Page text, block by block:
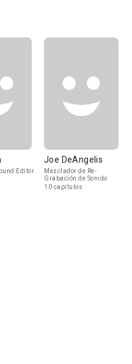
Editor
Joe DeAngelis
Mezclador de Re-
Grabación de Sonido
10 capítulos